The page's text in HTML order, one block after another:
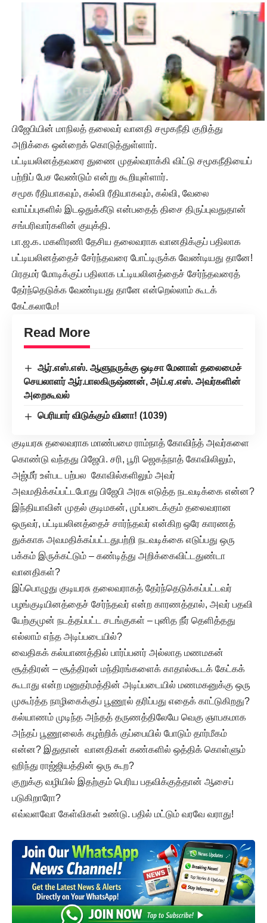
பிஜேபியின் மாநிலத் தலைவர் வானதி சமூகநீதி குறித்து
அறிக்கை ஒன்றைக் கொடுத்துள்ளார்.
பட்டியலினத்தவரை துணை முதல்வராக்கி விட்டு சமூகநீதியைப்
பற்றிப் பேச வேண்டும் என்று கூறியுள்ளார்.
சமூக ரீதியாகவும், கல்வி ரீதியாகவும், கல்வி, வேலை
வாய்ப்புகளில் இடஒதுக்கீடு என்பதைத் திசை திருப்புவதுதான்
சங்பரிவார்களின் குயுக்தி.
பா.ஜ.க. மகளிரணி தேசிய தலைவராக வானதிக்குப் பதிலாக
பட்டியலினத்தைச் சேர்ந்தவரை போட்டிருக்க வேண்டியது தானே!
பிரதமர் மோடிக்குப் பதிலாக பட்டியலினத்தைச் சேர்ந்தவரைத்
தேர்ந்தெடுக்க வேண்டியது தானே என்றெல்லாம் கூடக்
கேட்கலாமே!
Read More
ஆர்.எஸ்.எஸ். ஆளுநருக்கு ஒடிசா மேனாள் தலைமைச்
செயலாளர் ஆர்.பாலகிருஷ்ணன், அய்.ஏ.எஸ். அவர்களின்
அறைகூவல்
பெரியார் விடுக்கும் வினா! (1039)
குடியரசு தலைவராக மாண்பமை ராம்நாத் கோவிந்த் அவர்களை
கொண்டு வந்தது பிஜேபி. சரி, பூரி ஜெகந்நாத் கோவிலிலும்,
அஜ்மீர் உள்பட பற்பல கோவில்களிலும் அவர்
அவமதிக்கப்பட்டபோது பிஜேபி அரசு எடுத்த நடவடிக்கை என்ன?
இந்தியாவின் முதல் குடிமகன், முப்படைக்கும் தலைவரான
ஒருவர், பட்டியலினத்தைச் சார்ந்தவர் என்கிற ஒரே காரணத்
துக்காக அவமதிக்கப்பட்டதுபற்றி நடவடிக்கை எடுப்பது ஒரு
பக்கம் இருக்கட்டும் – கண்டித்து அறிக்கைவிட்டதுண்டா
வானதிகள்?
இப்பொழுது குடியரசு தலைவராகத் தேர்ந்தெடுக்கப்பட்டவர்
பழங்குடியினத்தைச் சேர்ந்தவர் என்ற காரணத்தால், அவர் பதவி
யேற்குமுன் நடத்தப்பட்ட சடங்குகள் – புனித நீர் தெளித்தது
எல்லாம் எந்த அடிப்படையில்?
வைதிகக் கல்யாணத்தில் பார்ப்பனர் அல்லாத மணமகன்
சூத்திரன் – சூத்திரன் மந்திரங்களைக் காதால்கூடக் கேட்கக்
கூடாது என்ற மனுதர்மத்தின் அடிப்படையில் மணமகனுக்கு ஒரு
முகூர்த்த நாழிகைக்குப் பூணூல் தரிப்பது எதைக் காட்டுகிறது?
கல்யாணம் முடிந்த அந்தத் தருணத்திலேயே வெகு ஞாபகமாக
அந்தப் பூணூலைக் கழற்றிக் குப்பையில் போடும் தார்மீகம்
என்ன? இதுதான் வானதிகள் கண்களில் ஒத்திக் கொள்ளும்
ஹிந்து ராஜ்ஜியத்தின் ஒரு கூற?
குறுக்கு வழியில் இதற்கும் பெரிய பதவிக்குத்தான் ஆசைப்
படுகிறாரோ?
எவ்வளவோ கேள்விகள் உண்டு. பதில் மட்டும் வரவே வராது!